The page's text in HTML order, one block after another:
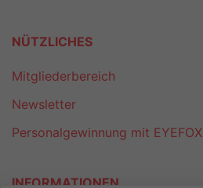
NÜTZLICHES
Mitgliederbereich
Newsletter
Personalgewinnung mit EYEFOX
INFORMATIONEN